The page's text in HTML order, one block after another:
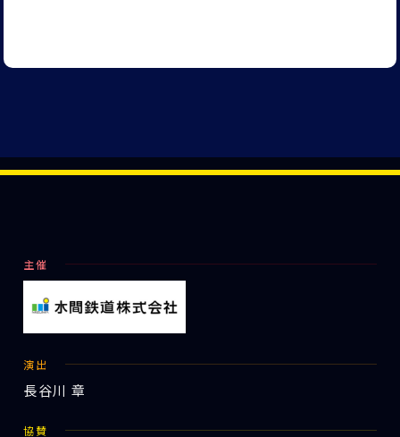
主催
演出
長谷川 章
協賛